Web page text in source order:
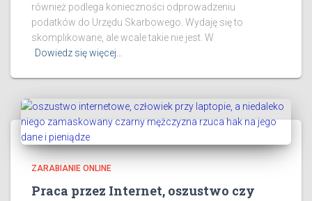
również podlega konieczności odprowadzeniu
podatków do Urzędu Skarbowego. Wydaję się to
skomplikowane, ale wcale takie nie jest. W
Dowiedz się więcej…
ZARABIANIE ONLINE
Praca przez Internet, oszustwo czy